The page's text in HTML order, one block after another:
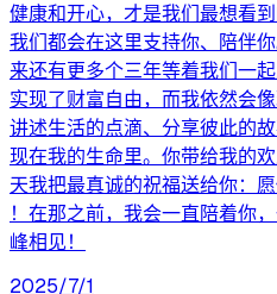
健康和开心，才是我们最想看
我们都会在这里支持你、陪伴
来还有更多个三年等着我们一
实现了财富自由，而我依然会
讲述生活的点滴、分享彼此的
现在我的生命里。你带给我的
天我把最真诚的祝福送给你：
！在那之前，我会一直陪着你
峰相见！
2025/7/1